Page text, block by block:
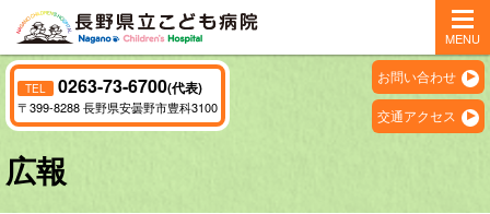
MENU
TEL 0263-73-6700(代表)
〒399-8288 長野県安曇野市豊科3100
お問い合わせ
交通アクセス
広報